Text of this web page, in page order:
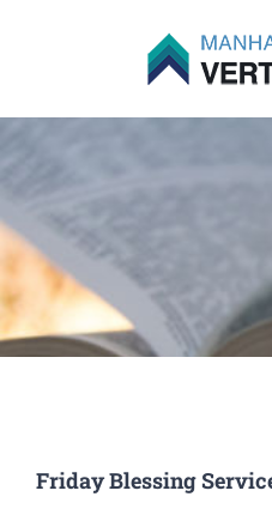
Friday Blessing